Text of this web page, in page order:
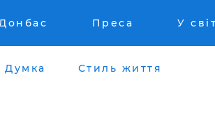
Преса У
Думка Стиль життя